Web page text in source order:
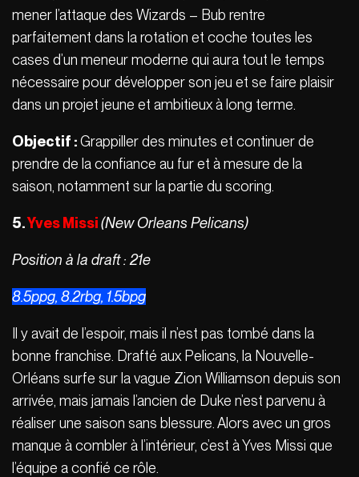
mener l’attaque des Wizards – Bub rentre
parfaitement dans la rotation et coche toutes les
cases d’un meneur moderne qui aura tout le temps
nécessaire pour développer son jeu et se faire plaisir
dans un projet jeune et ambitieux à long terme.
Objectif :Grappiller des minutes et continuer de
prendre de la confiance au fur et à mesure de la
saison, notamment sur la partie du scoring.
5.Yves Missi(New Orleans Pelicans)
Position à la draft : 21e
8.5ppg, 8.2rbg, 1.5bpg
Il y avait de l’espoir, mais il n’est pas tombé dans la
bonne franchise. Drafté aux Pelicans, la Nouvelle-
Orléans surfe sur la vague Zion Williamson depuis son
arrivée, mais jamais l’ancien de Duke n’est parvenu à
réaliser une saison sans blessure. Alors avec un gros
manque à combler à l’intérieur, c’est à Yves Missi que
l’équipe a confié ce rôle.